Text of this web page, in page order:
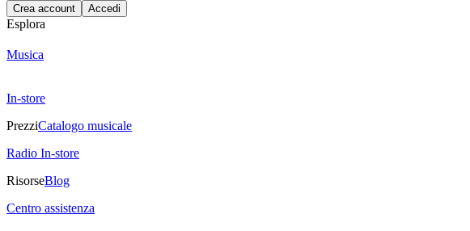
Crea account Accedi
Esplora
Musica
In-store
PrezziCatalogo musicale
Radio In-store
RisorseBlog
Centro assistenza